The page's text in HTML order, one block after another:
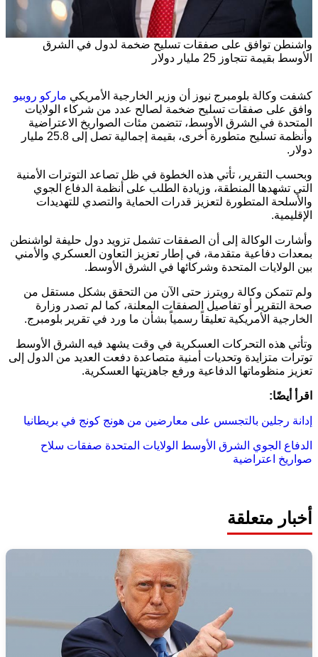
واشنطن توافق على صفقات تسليح ضخمة لدول في الشرق
الأوسط بقيمة تتجاوز 25 مليار دولار
كشفت وكالة بلومبرج نيوز أن وزير الخارجية الأمريكي ماركو روبيو
وافق على صفقات تسليح ضخمة لصالح عدد من شركاء الولايات
المتحدة في الشرق الأوسط، تتضمن مئات الصواريخ الاعتراضية
وأنظمة تسليح متطورة أخرى، بقيمة إجمالية تصل إلى 25.8 مليار
دولار.
وبحسب التقرير، تأتي هذه الخطوة في ظل تصاعد التوترات الأمنية
التي تشهدها المنطقة، وزيادة الطلب على أنظمة الدفاع الجوي
والأسلحة المتطورة لتعزيز قدرات الحماية والتصدي للتهديدات
الإقليمية.
وأشارت الوكالة إلى أن الصفقات تشمل تزويد دول حليفة لواشنطن
بمعدات دفاعية متقدمة، في إطار تعزيز التعاون العسكري والأمني
بين الولايات المتحدة وشركائها في الشرق الأوسط.
ولم تتمكن وكالة رويترز حتى الآن من التحقق بشكل مستقل من
صحة التقرير أو تفاصيل الصفقات المعلنة، كما لم تصدر وزارة
الخارجية الأمريكية تعليقاً رسمياً بشأن ما ورد في تقرير بلومبرج.
وتأتي هذه التحركات العسكرية في وقت يشهد فيه الشرق الأوسط
توترات متزايدة وتحديات أمنية متصاعدة دفعت العديد من الدول إلى
تعزيز منظوماتها الدفاعية ورفع جاهزيتها العسكرية.
اقرأ أيضًا:
إدانة رجلين بالتجسس على معارضين من هونج كونج في بريطانيا
الدفاع الجوي الشرق الأوسط الولايات المتحدة صفقات سلاح
صواريخ اعتراضية
أخبار متعلقة